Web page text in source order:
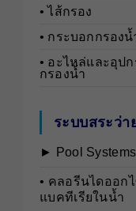
• ไส้กรอง
• กระบอกกรอง
• อะไหล่และอุป
กรองน้ำ
ระบบสระว่า
► Pool
• คลอรีนไดออก
แบคทีเรียในน้ำ